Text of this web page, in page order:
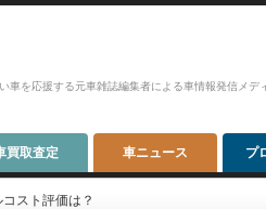
車を応援する元車雑誌編集者による車情報発信メデ
買取査定 車ニュース プ
スト評価は？